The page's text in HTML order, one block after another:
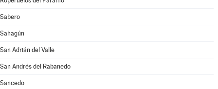
Sabero
Sahagún
San Adrián del Valle
San Andrés del Rabanedo
Sancedo